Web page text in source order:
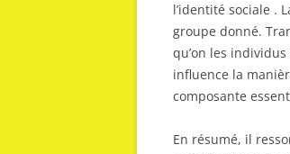
l’identité sociale .
groupe donné.
qu’on les
influence la
composante
En résumé, il